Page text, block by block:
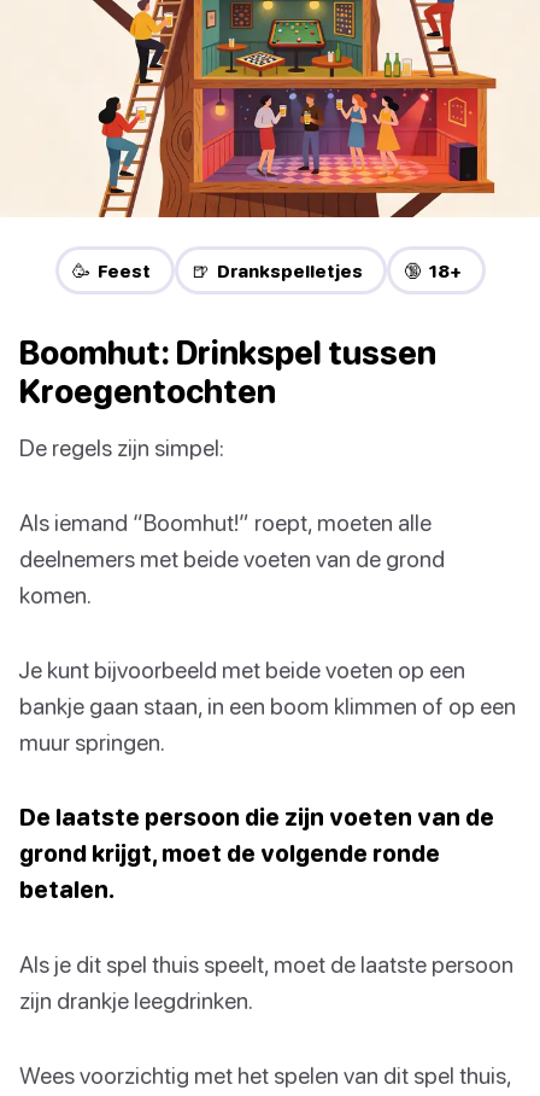
🥳 Feest 🍺 Drankspelletjes 🔞 18+
Boomhut: Drinkspel tussen
Kroegentochten
De regels zijn simpel:
Als iemand “Boomhut!” roept, moeten alle
deelnemers met beide voeten van de grond
komen.
Je kunt bijvoorbeeld met beide voeten op een
bankje gaan staan, in een boom klimmen of op een
muur springen.
De laatste persoon die zijn voeten van de
grond krijgt, moet de volgende ronde
betalen.
Als je dit spel thuis speelt, moet de laatste persoon
zijn drankje leegdrinken.
Wees voorzichtig met het spelen van dit spel thuis,